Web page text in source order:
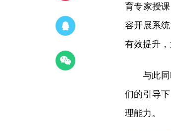
育专家授
容开展系
有效提升
与此
们的引导
理能力。